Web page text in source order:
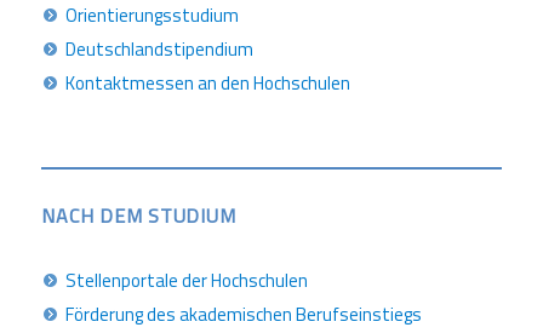
Orientierungsstudium
Deutschlandstipendium
Kontaktmessen an den Hochschulen
NACH DEM STUDIUM
Stellenportale der Hochschulen
Förderung des akademischen Berufseinstiegs